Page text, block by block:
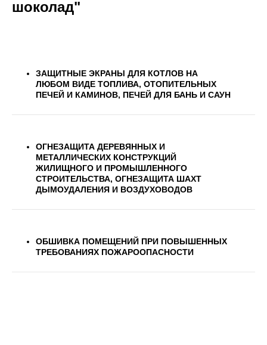
шоколад"
ЗАЩИТНЫЕ ЭКРАНЫ ДЛЯ КОТЛОВ НА
ЛЮБОМ ВИДЕ ТОПЛИВА, ОТОПИТЕЛЬНЫХ
ПЕЧЕЙ И КАМИНОВ, ПЕЧЕЙ ДЛЯ БАНЬ И САУН
ОГНЕЗАЩИТА ДЕРЕВЯННЫХ И
МЕТАЛЛИЧЕСКИХ КОНСТРУКЦИЙ
ЖИЛИЩНОГО И ПРОМЫШЛЕННОГО
СТРОИТЕЛЬСТВА, ОГНЕЗАЩИТА ШАХТ
ДЫМОУДАЛЕНИЯ И ВОЗДУХОВОДОВ
ОБШИВКА ПОМЕЩЕНИЙ ПРИ ПОВЫШЕННЫХ
ТРЕБОВАНИЯХ ПОЖАРООПАСНОСТИ